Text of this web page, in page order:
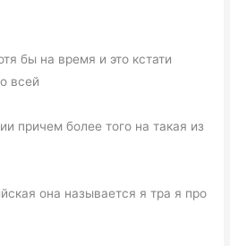
бы на время и это кстати
всей
причем более того на такая из
она называется я тра я про